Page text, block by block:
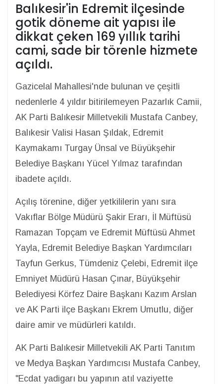
Balıkesir'in Edremit ilçesinde
gotik döneme ait yapısı ile
dikkat çeken 169 yıllık tarihi
cami, sade bir törenle hizmete
açıldı.
Gazicelal Mahallesi'nde bulunan ve çeşitli
nedenlerle 4 yıldır bitirilemeyen Pazarlık Camii,
AK Parti Balıkesir Milletvekili Mustafa Canbey,
Balıkesir Valisi Hasan Şıldak, Edremit
Kaymakamı Turgay Ünsal ve Büyükşehir
Belediye Başkanı Yücel Yılmaz tarafından
ibadete açıldı.
Açılış törenine, diğer yetkililerin yanı sıra
Vakıflar Bölge Müdürü Şakir Erarı, İl Müftüsü
Ramazan Topçam ve Edremit Müftüsü Ahmet
Yayla, Edremit Belediye Başkan Yardımcıları
Tayfun Gerkus, Tümdeniz Çelebi, Edremit ilçe
Emniyet Müdürü Hasan Çınar, Büyükşehir
Belediyesi Körfez Daire Başkanı Kazım Arslan
ve AK Parti ilçe Başkanı Ekrem Umutlu, diğer
daire amir ve müdürleri katıldı.
AK Parti Balıkesir Milletvekili AK Parti Tanıtım
ve Medya Başkan Yardımcısı Mustafa Canbey,
"Ecdat yadigarı bu yapının atıl vaziyette